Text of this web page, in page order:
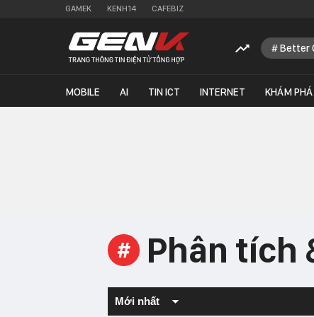
GAMEK KENH14 CAFEBIZ
Better
MOBILE AI TIN ICT INTERNET KHÁM PHÁ
# Phân tích
Mới nhất